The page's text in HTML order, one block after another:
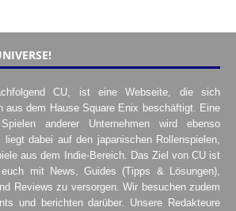
CU, ist eine Webseite, die sich
aus dem Hause Square Enix beschäftigt. Eine
anderer Unternehmen wird ebenso
dabei auf den japanischen Rollenspielen,
aus dem Indie-Bereich. Das Ziel von CU ist
mit News, Guides (Tipps & Lösungen),
Reviews zu versorgen. Wir besuchen zudem
und berichten darüber. Unsere Redakteure